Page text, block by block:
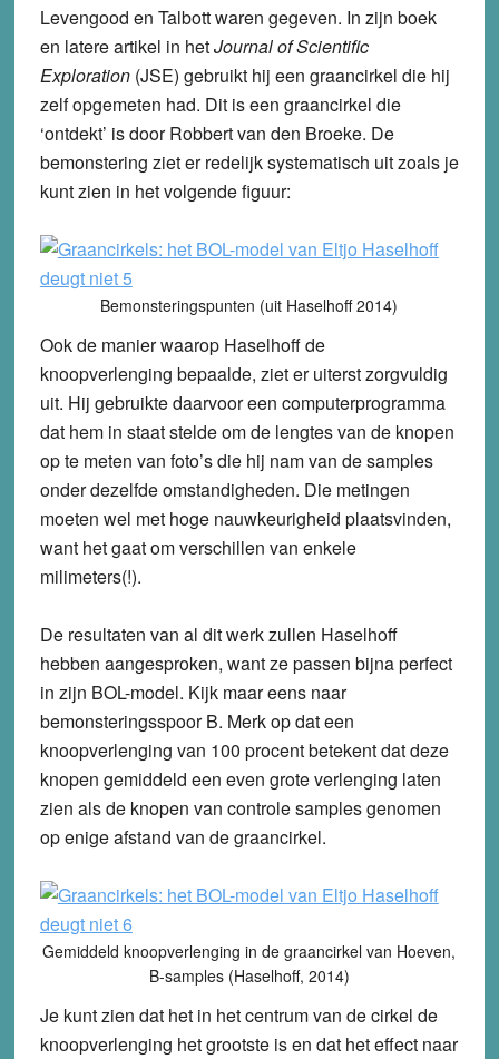
Levengood en Talbott waren gegeven. In zijn boek
en latere artikel in hetJournal of Scientific
Exploration(JSE) gebruikt hij een graancirkel die hij
zelf opgemeten had. Dit is een graancirkel die
‘ontdekt’ is door Robbert van den Broeke. De
bemonstering ziet er redelijk systematisch uit zoals je
kunt zien in het volgende figuur:
Bemonsteringspunten (uit Haselhoff 2014)
Ook de manier waarop Haselhoff de
knoopverlenging bepaalde, ziet er uiterst zorgvuldig
uit. Hij gebruikte daarvoor een computerprogramma
dat hem in staat stelde om de lengtes van de knopen
op te meten van foto’s die hij nam van de samples
onder dezelfde omstandigheden. Die metingen
moeten wel met hoge nauwkeurigheid plaatsvinden,
want het gaat om verschillen van enkele
milimeters(!).
De resultaten van al dit werk zullen Haselhoff
hebben aangesproken, want ze passen bijna perfect
in zijn BOL-model. Kijk maar eens naar
bemonsteringsspoor B. Merk op dat een
knoopverlenging van 100 procent betekent dat deze
knopen gemiddeld een even grote verlenging laten
zien als de knopen van controle samples genomen
op enige afstand van de graancirkel.
Gemiddeld knoopverlenging in de graancirkel van Hoeven,
B-samples (Haselhoff, 2014)
Je kunt zien dat het in het centrum van de cirkel de
knoopverlenging het grootste is en dat het effect naar